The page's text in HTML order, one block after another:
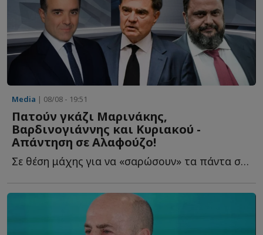
Media | 08/08 - 19:51
Πατούν γκάζι Μαρινάκης,
Βαρδινογιάννης και Κυριακού -
Απάντηση σε Αλαφούζο!
Σε θέση μάχης για να «σαρώσουν» τα πάντα στο πέρασμά τ...